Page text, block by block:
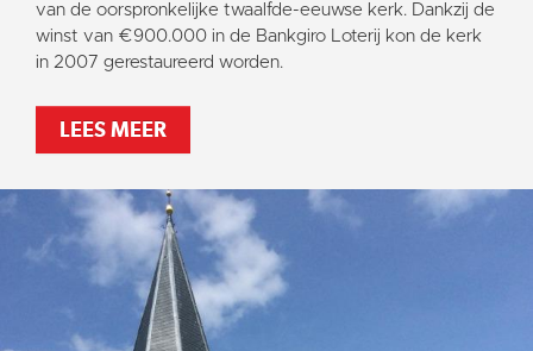
Algemeen
Historie
Activiteiten
Contact
Vaktaal
van de oorspronkelijke twaalfde-eeuwse kerk. Dankzij de
winst van €900.000 in de Bankgiro Loterij kon de kerk
in 2007 gerestaureerd worden.
LEES MEER